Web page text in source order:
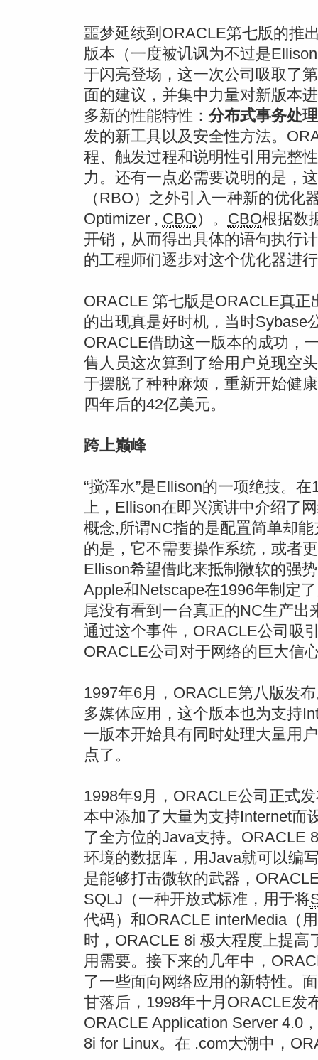
噩梦延续到ORACLE第七版的推
版本（一度被讥讽为不过是
于闪亮登场，这一次公司吸取了
面的建议，并集中力量对新版本
多新的性能特性： 分布式事务处
发的新工具以及安全性方法。
程、触发过程和说明性引用完整
力。还有一点必需要说明的是，
（RBO）之外引入一种新的优化
Optimizer , CBO）。 CBO根据数
开销，从而得出具体的语句执行
的工程师们逐步对这个优化器进
ORACLE 第七版是ORACLE真
的出现真是好时机，当时Sybase
ORACLE借助这一版本的成功，
售人员这次算到了给用户兑现空
于摆脱了种种麻烦，重新开始健
四年后的42亿美元。
跨上巅峰
“搅浑水”是Ellison的一项绝技。
上，Ellison在即兴演讲中介绍了
概念,所谓NC指的是配置简单却
的是，它不需要操作系统，或者
Ellison希望借此来抵制微软的强
Apple和Netscape在1996年制定
尾没有看到一台真正的NC生产
通过这个事件，ORACLE公司吸
ORACLE公司对于网络的巨大信
1997年6月，ORACLE第八版发
多媒体应用，这个版本也为支持
一版本开始具有同时处理大量用
点了。
1998年9月，ORACLE公司正式
本中添加了大量为支持Internet而
了全方位的Java支持。ORACLE
环境的数据库，用Java就可以编
是能够打击微软的武器，
SQLJ（一种开放式标准，用于将
代码）和ORACLE interMedia（
时，ORACLE 8i 极大程度上提
用需要。接下来的几年中，
了一些面向网络应用的新特性。
甘落后，1998年十月ORACLE发
ORACLE Application Server 4.0
8i for Linux。在 .com大潮中，